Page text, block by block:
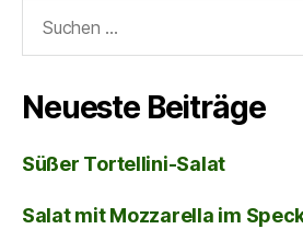
nach:
Neueste Beiträge
Süßer Tortellini-Salat
Salat mit Mozzarella im